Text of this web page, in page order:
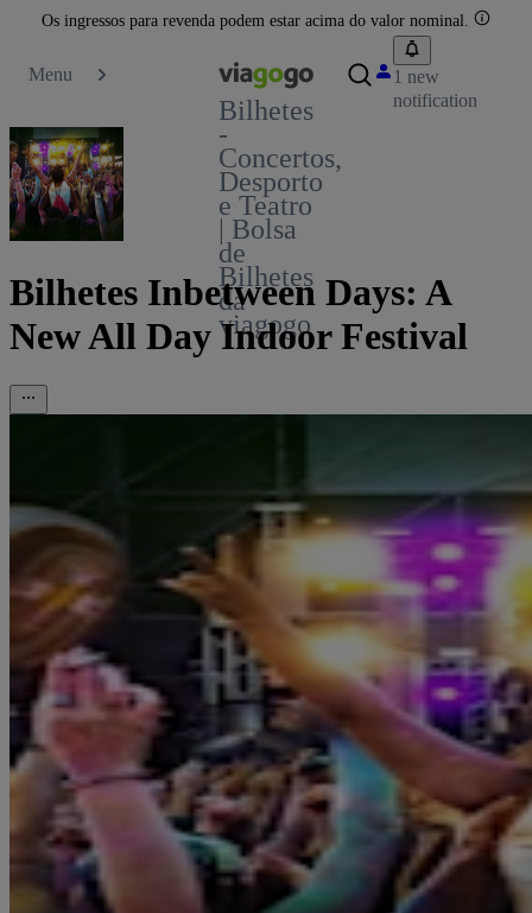
Os ingressos para revenda podem estar acima do valor nominal.
Menu
Bilhetes
-
Concertos,
Desporto
e Teatro
| Bolsa
de
Bilhetes
da
viagogo
1 new
notification
Bilhetes Inbetween Days: A
New All Day Indoor Festival